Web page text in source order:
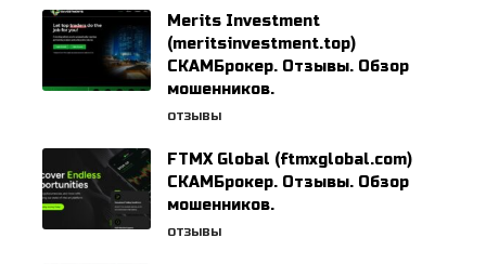
Merits Investment
(meritsinvestment.top)
СКАМБрокер. Отзывы. Обзор
мошенников.
ОТЗЫВЫ
FTMX Global (ftmxglobal.com)
СКАМБрокер. Отзывы. Обзор
мошенников.
ОТЗЫВЫ